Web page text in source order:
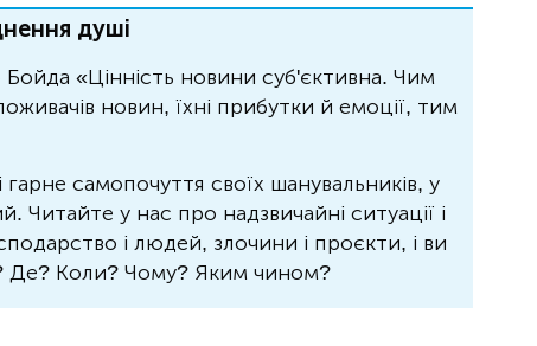
душі
«Цінність новини суб'єктивна. Чим
новин, їхні прибутки й емоції, тим
самопочуття своїх шанувальників, у
Читайте у нас про надзвичайні ситуації і
і людей, злочини і проєкти, і ви
Де? Коли? Чому? Яким чином?